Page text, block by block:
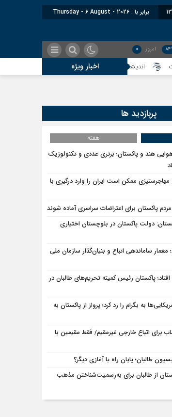
برابر با : Thursday - 6 August - 2026
امروز 0
اخبار ویژه
اندیشکده آمریکایی: حمایت پاکستان از ایران نمادین بود؛
پربازدید ها
هفته
هند و پاکستان؛ برتری عددی و تکنولوژیک
ممکن است ایران را وارد درگیری با
پاکستان برای اعتراضات سراسری آماده شوند
دولت پاکستان در بلوچستان اختیاری
ساماندهی اتباع و بنیان‌گذار سازمان ملی
پاکستان رئیس کمیته تحریم‌های طالبان در
به بگرام را رد کرد؛ پرواز از پاکستان به
برای اتباع خارجی غیرمقیم/ فقط مقیمین با
طالبان؛ پایان راه یا آغازی دیگر؟
از طالبان برای به‌رسمیت‌شناختن مذهب